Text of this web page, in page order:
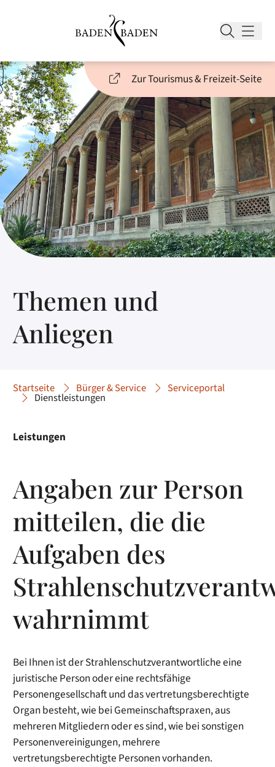
Zur Tourismus & Freizeit-Seite
Themen und
Anliegen
Startseite Bürger & Service Serviceportal
Dienstleistungen
Leistungen
Angaben zur Person
mitteilen, die die
Aufgaben des
wahrnimmt
Bei Ihnen ist der Strahlenschutzverantwortliche eine
juristische Person oder eine rechtsfähige
Personengesellschaft und das vertretungsberechtigte
Organ besteht, wie bei Gemeinschaftspraxen, aus
mehreren Mitgliedern oder es sind, wie bei sonstigen
Personenvereinigungen, mehrere
vertretungsberechtigte Personen vorhanden.